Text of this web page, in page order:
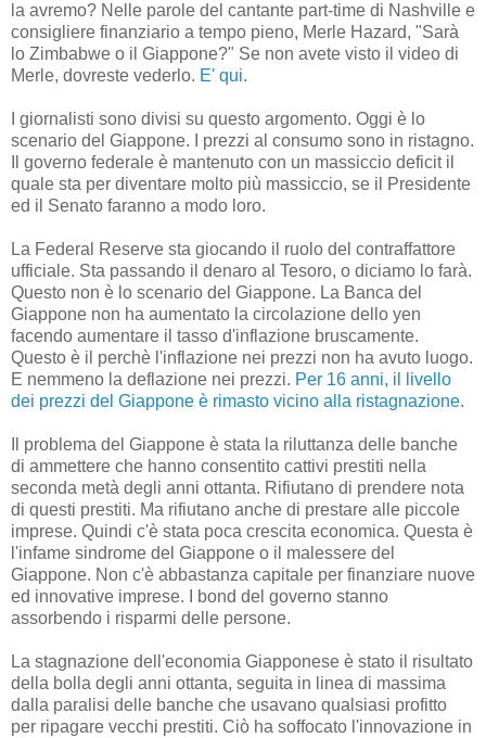
la avremo? Nelle parole del cantante part-time di Nashville e
consigliere finanziario a tempo pieno, Merle Hazard, "Sarà
lo Zimbabwe o il Giappone?" Se non avete visto il video di
Merle, dovreste vederlo. E' qui.
I giornalisti sono divisi su questo argomento. Oggi è lo
scenario del Giappone. I prezzi al consumo sono in ristagno.
Il governo federale è mantenuto con un massiccio deficit il
quale sta per diventare molto più massiccio, se il Presidente
ed il Senato faranno a modo loro.
La Federal Reserve sta giocando il ruolo del contraffattore
ufficiale. Sta passando il denaro al Tesoro, o diciamo lo farà.
Questo non è lo scenario del Giappone. La Banca del
Giappone non ha aumentato la circolazione dello yen
facendo aumentare il tasso d'inflazione bruscamente.
Questo è il perchè l'inflazione nei prezzi non ha avuto luogo.
E nemmeno la deflazione nei prezzi. Per 16 anni, il livello
dei prezzi del Giappone è rimasto vicino alla ristagnazione.
Il problema del Giappone è stata la riluttanza delle banche
di ammettere che hanno consentito cattivi prestiti nella
seconda metà degli anni ottanta. Rifiutano di prendere nota
di questi prestiti. Ma rifiutano anche di prestare alle piccole
imprese. Quindi c'è stata poca crescita economica. Questa è
l'infame sindrome del Giappone o il malessere del
Giappone. Non c'è abbastanza capitale per finanziare nuove
ed innovative imprese. I bond del governo stanno
assorbendo i risparmi delle persone.
La stagnazione dell'economia Giapponese è stato il risultato
della bolla degli anni ottanta, seguita in linea di massima
dalla paralisi delle banche che usavano qualsiasi profitto
per ripagare vecchi prestiti. Ciò ha soffocato l'innovazione in